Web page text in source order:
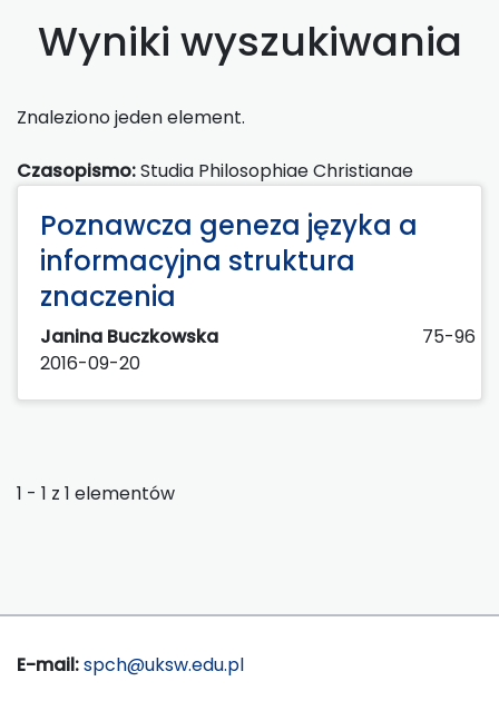
Wyniki wyszukiwania
Znaleziono jeden element.
Czasopismo:Studia Philosophiae Christianae
Poznawcza geneza języka a
informacyjna struktura
znaczenia
Janina Buczkowska
75-96
2016-09-20
1 - 1 z 1 elementów
E-mail:spch@uksw.edu.pl